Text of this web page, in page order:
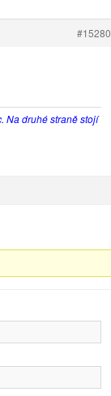
#15280
Na druhé straně stojí